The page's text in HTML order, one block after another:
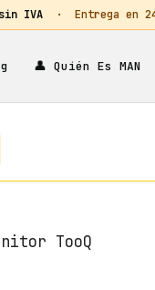
IVA · Entrega en
👤 Quién Es MAN
TooQ